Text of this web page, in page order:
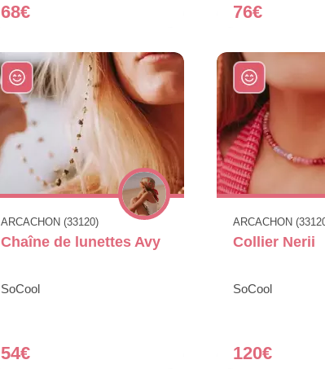
68€ 76€
ARCACHON (33120)
Chaîne de lunettes Avy
SoCool
54€
ARCACHON
Collier Nerii
SoCool
120€